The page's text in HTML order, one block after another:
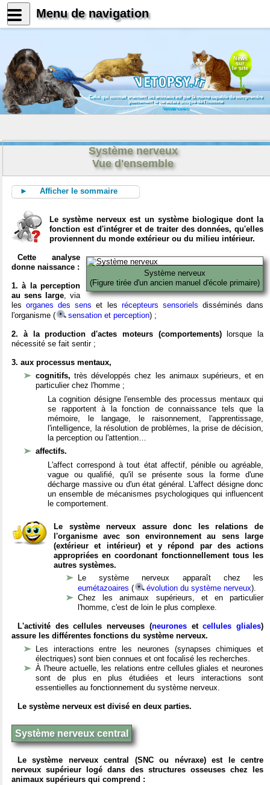
News
sur
le site
Celui qui connait vraiment les animaux est par là même capable de comprendre
pleinement le caractère unique de l'homme
Konrad Lorenz
Système nerveux
Vue d'ensemble
► Afficher le sommaire
Le système nerveux est un système biologique dont la
fonction est d'intégrer et de traiter des données, qu'elles
proviennent du monde extérieur ou du milieu intérieur.
Système nerveux
(Figure tirée d'un ancien manuel d'école primaire)
Cette analyse
donne naissance :
1. à la perception
au sens large, via
lesorganes des sens et les récepteurs sensoriels disséminés dans
l'organisme (
sensation et perception) ;
2. à la production d'actes moteurs (comportements)lorsque la
nécessité se fait sentir ;
3. aux processus mentaux,
cognitifs,très développés chez les animaux supérieurs, et en
particulier chez l'homme ;
La cognition désigne l'ensemble des processus mentaux qui
se rapportent à la fonction de connaissance tels que la
mémoire, le langage, le raisonnement, l'apprentissage,
l'intelligence, la résolution de problèmes, la prise de décision,
la perception ou l'attention…
affectifs.
L'affect correspond à tout état affectif, pénible ou agréable,
vague ou qualifié, qu'il se présente sous la forme d'une
décharge massive ou d'un état général. L'affect désigne donc
un ensemble de mécanismes psychologiques qui influencent
le comportement.
Le système nerveux assure donc les relations de
l'organisme avec son environnement au sens large
(extérieur et intérieur) et y répond par des actions
appropriées en coordonant fonctionnellement tous les
autres systèmes.
Le système nerveux apparaît chez les
eumétazoaires ( évolution du système nerveux).
Chez les animaux supérieurs, et en particulier
l'homme, c'est de loin le plus complexe.
L'activité des cellules nerveuses (neuronesetcellules gliales)
assure les différentes fonctions du système nerveux.
Les interactions entre les neurones (synapses chimiques et
électriques) sont bien connues et ont focalisé les recherches.
À l'heure actuelle, les relations entre cellules gliales et neurones
sont de plus en plus étudiées et leurs interactions sont
essentielles au fonctionnement du système nerveux.
Le système nerveux est divisé en deux parties.
Système nerveux central
Le système nerveux central (SNC ou névraxe) est le centre
nerveux supérieur logé dans des structures osseuses chez les
animaux supérieurs qui comprend :
Menu de navigation